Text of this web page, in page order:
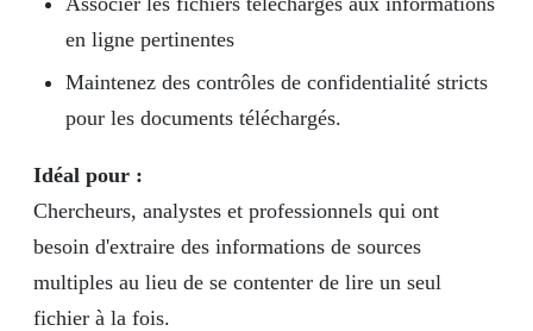
en ligne pertinentes
Maintenez des contrôles de confidentialité stricts
pour les documents téléchargés.
Idéal pour :
Chercheurs, analystes et professionnels qui ont
besoin d'extraire des informations de sources
multiples au lieu de se contenter de lire un seul
fichier à la fois.